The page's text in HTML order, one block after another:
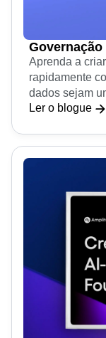
Governação
Aprenda a
rapidamente
dados sejam
Ler o blogue